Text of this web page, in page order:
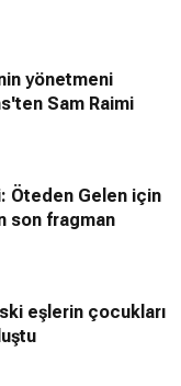
yönetmeni
Sam Raimi
Öteden Gelen için
son fragman
eşlerin çocukları